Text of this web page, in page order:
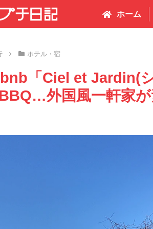
ホーム
ホテル・宿
「Ciel et Jardin(
外国風一軒家が